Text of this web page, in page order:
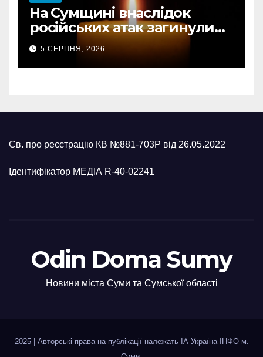
На Сумщині внаслідок
російських атак загинули
двоє цивільних, є поранені
5 СЕРПНЯ, 2026
Св. про реєстрацію КВ №881-703Р від 26.05.2022
Ідентифікатор МЕДІА R-40-02241
Odin Doma Sumy
Новини міста Суми та Сумської області
2025
Авторські права на публікації належать ІА Україна ІНФО м.